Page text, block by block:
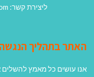
ליצירת קשר: Avihai.ZoomAt@gmail.com
האתר בתהליך הנגשה
אנו עושים כל מאמץ